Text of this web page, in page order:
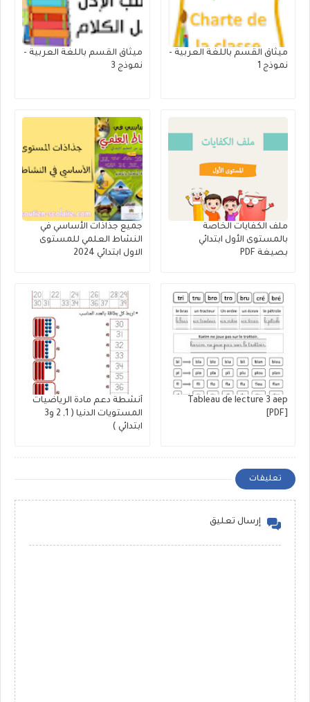
ميثاق القسم باللغة العربية -
نموذج 1
ميثاق القسم باللغة العربية -
نموذج 3
ملف الكفايات الخاصة
بالمستوى الأول ابتدائي
بصيغة PDF
جميع جذاذات الأساسي في
النشاط العلمي للمستوى
الاول ابتدائي 2024
Tableau de lecture 3 aep
[PDF]
أنشطة دعم مادة الرياضيات
المستويات الدنيا ( 1, 2 و3
ابتدائي )
تعليقات
إرسال تعليق